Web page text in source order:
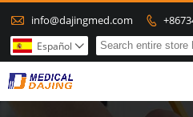
 info@dajingmed.com 
Español 